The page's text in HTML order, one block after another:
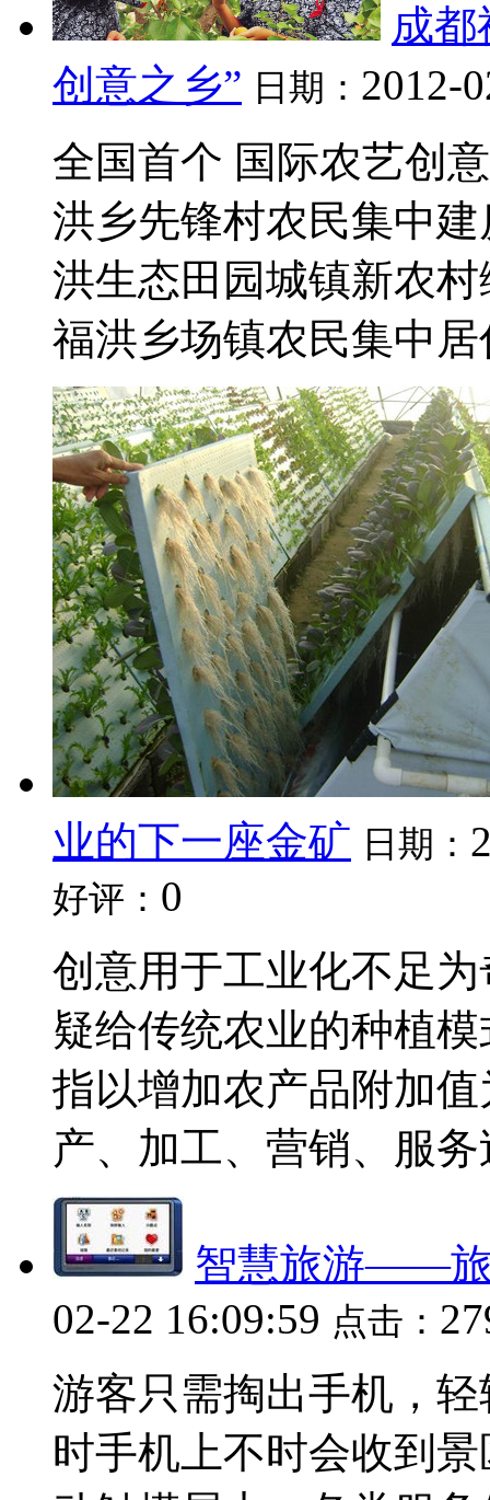
成都
创意之乡” 日期： 2012-
全国首个 国际农艺创
洪乡先锋村农民集中
洪生态田园城镇新农
福洪乡场镇农民集中居
业的下一座金矿 日期：
好评： 0
创意用于工业化不足
疑给传统农业的种植
指以增加农产品附加
产、加工、营销、服务
智慧旅游——旅
02-22 16:09:59 点击：
游客只需掏出手机，
时手机上不时会收到